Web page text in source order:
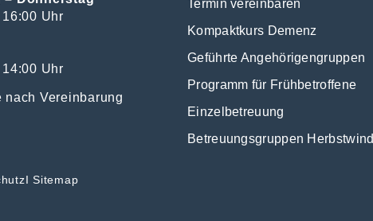
Uhr
Uhr
nach Vereinbarung
Termin vereinbaren
Kompaktkurs Demenz
Geführte Angehörigengruppen
Programm für Frühbetroffene
Einzelbetreuung
Betreuungsgruppen Herbstwind
ISitemap